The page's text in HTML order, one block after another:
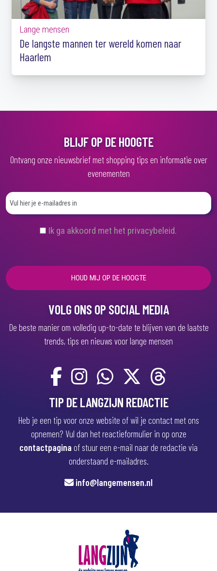
Lange mensen
De langste mannen ter wereld komen naar
Haarlem
BLIJF OP DE HOOGTE
Ontvang onze nieuwsbrief met shopping tips en informatie over
evenementen
(
e
i
Ik ga akkoord met het privacybeleid.
VOLG ONS OP SOCIAL MEDIA
De beste manier om volledig up-to-date te blijven van de laatste
trends, tips en nieuws voor lange mensen
TIP DE LANGZIJN REDACTIE
Heb je een tip voor onze website of wil je contact met ons
opnemen? Vul dan het reactieformulier in op onze
contactpagina of stuur een e-mail naar de redactie via
onderstaand e-mailadres.
info@langemensen.nl